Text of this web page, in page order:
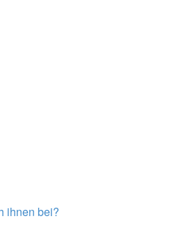
ihnen bei?